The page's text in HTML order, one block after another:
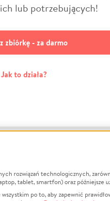
lub potrzebujących!
zbiórkę - za darmo
Jak to działa?
Informacje
rozwiązań technologicznych,
tablet, smartfon) oraz późniejsze
po to, aby zapewnić